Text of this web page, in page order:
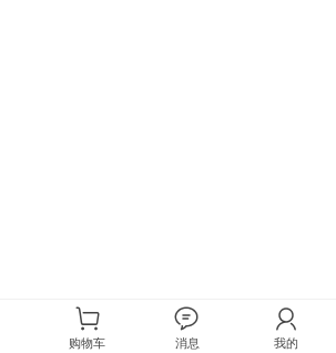
购物车 消息 我的